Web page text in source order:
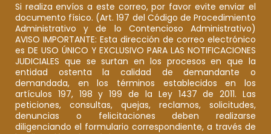
Si realiza envíos a este correo, por favor evite enviar el
documento físico. (Art. 197 del Código de Procedimiento
Administrativo y de lo Contencioso Administrativo)
AVISO IMPORTANTE: Esta dirección de correo electrónico
es DE USO ÚNICO Y EXCLUSIVO PARA LAS NOTIFICACIONES
JUDICIALES que se surtan en los procesos en que la
entidad ostenta la calidad de demandante o
demandada, en los términos establecidos en los
artículos 197, 198 y 199 de la Ley 1437 de 2011. Las
peticiones, consultas, quejas, reclamos, solicitudes,
denuncias o felicitaciones deben realizarse
diligenciando el formulario correspondiente, a través de